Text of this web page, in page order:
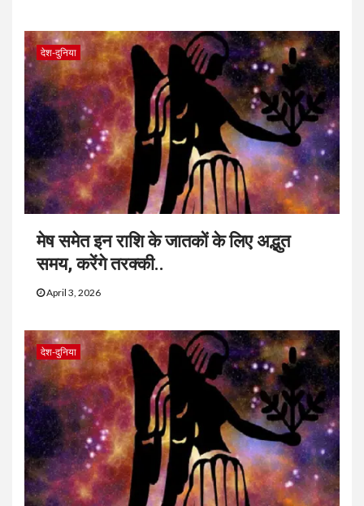
देश-दुनिया
मेष समेत इन राशि के जातकों के लिए अद्भुत
समय, करेंगे तरक्की..
April 3, 2026
देश-दुनिया